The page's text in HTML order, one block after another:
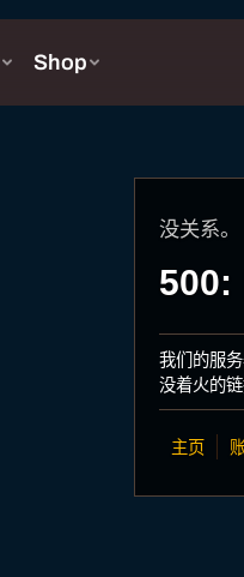
没关系。
500:
我们的服
没着火的
主页